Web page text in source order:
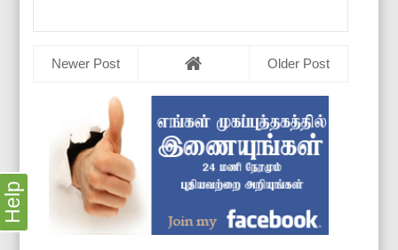
Newer Post Older Post
Help